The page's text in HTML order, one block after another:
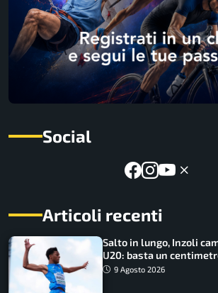
Social
Articoli recenti
Salto in lungo, Inzoli
U20: basta un
9 Agosto 2026